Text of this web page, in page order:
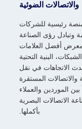
والاتصالات الضوئية
كونفيرجنس 2026 كمنصة رئيسية للشركات
وتبادل رؤى الصناعة
أفضل العلامات
البنية التحتية
الاتجاهات في نقل
والاتصالات المستقرة
الموردين والعملاء
الاتصالات البصرية
بأكملها.